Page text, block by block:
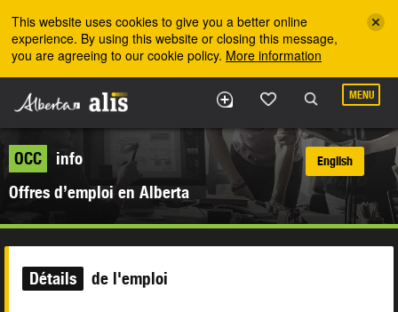
This website uses cookies to give you a better online
experience. By using this website or closing this message,
you are agreeing to our cookie policy. More information
MENU
OCC
info
Offres d’emploi en Alberta
English
Détails de l'emploi